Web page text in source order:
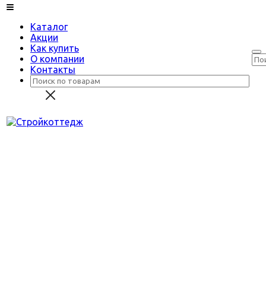
Каталог
Акции
Как купить
О компании
Контакты